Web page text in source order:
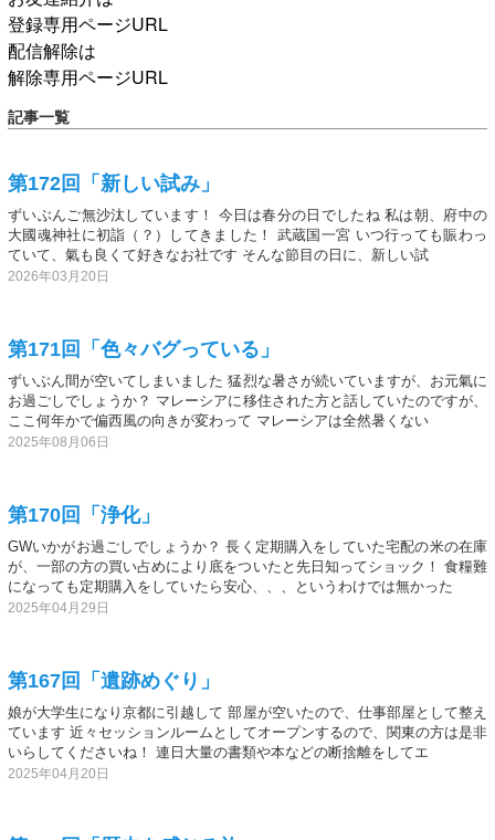
登録専用ページURL
配信解除は
解除専用ページURL
記事一覧
第172回「新しい試み」
ずいぶんご無沙汰しています！ 今日は春分の日でしたね 私は朝、府中の
大國魂神社に初詣（？）してきました！ 武蔵国一宮 いつ行っても賑わっ
ていて、氣も良くて好きなお社です そんな節目の日に、新しい試
2026年03月20日
第171回「色々バグっている」
ずいぶん間が空いてしまいました 猛烈な暑さが続いていますが、お元氣に
お過ごしでしょうか？ マレーシアに移住された方と話していたのですが、
ここ何年かで偏西風の向きが変わって マレーシアは全然暑くない
2025年08月06日
第170回「浄化」
GWいかがお過ごしでしょうか？ 長く定期購入をしていた宅配の米の在庫
が、一部の方の買い占めにより底をついたと先日知ってショック！ 食糧難
になっても定期購入をしていたら安心、、、というわけでは無かった
2025年04月29日
第167回「遺跡めぐり」
娘が大学生になり京都に引越して 部屋が空いたので、仕事部屋として整え
ています 近々セッションルームとしてオープンするので、関東の方は是非
いらしてくださいね！ 連日大量の書類や本などの断捨離をしてエ
2025年04月20日